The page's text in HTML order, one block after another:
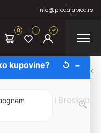
info@prodajapica.rs
0
Fruit Infusions Collection
kupovine? ↺ −